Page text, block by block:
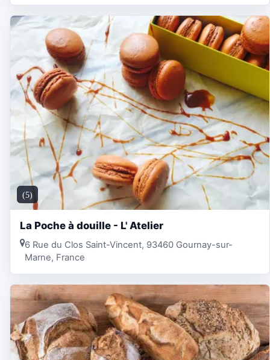
(5)
La Poche à douille - L' Atelier
6 Rue du Clos Saint-Vincent, 93460 Gournay-sur-
Marne, France